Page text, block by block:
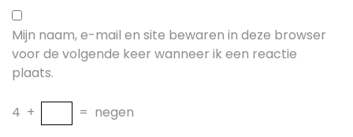
Mijn naam, e-mail en site bewaren in deze browser
voor de volgende keer wanneer ik een reactie
plaats.
4 + = negen